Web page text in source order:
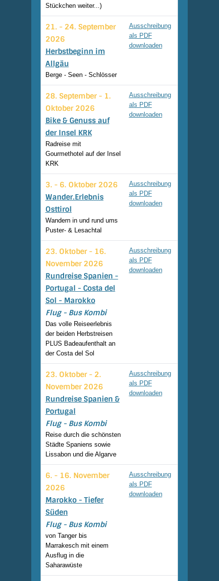
Stückchen weiter...)
21. - 24. September
2026
Herbstbeginn im
Allgäu
Berge - Seen - Schlösser
Ausschreibung
als PDF
downloaden
28. September - 1.
Oktober 2026
Bike & Genuss auf
der Insel KRK
Radreise mit
Gourmethotel auf der Insel
KRK
Ausschreibung
als PDF
downloaden
3. - 6. Oktober 2026
Wander.Erlebnis
Osttirol
Wandern in und rund ums
Puster- & Lesachtal
Ausschreibung
als PDF
downloaden
23. Oktober - 16.
November 2026
Rundreise Spanien -
Portugal - Costa del
Sol - Marokko
Flug - Bus Kombi
Das volle Reiseerlebnis
der beiden Herbstreisen
PLUS Badeaufenthalt an
der Costa del Sol
Ausschreibung
als PDF
downloaden
23. Oktober - 2.
November 2026
Rundreise Spanien &
Portugal
Flug - Bus Kombi
Reise durch die schönsten
Städte Spaniens sowie
Lissabon und die Algarve
Ausschreibung
als PDF
downloaden
6. - 16. November
2026
Marokko - Tiefer
Süden
Flug - Bus Kombi
von Tanger bis
Marrakesch mit einem
Ausflug in die
Saharawüste
Ausschreibung
als PDF
downloaden